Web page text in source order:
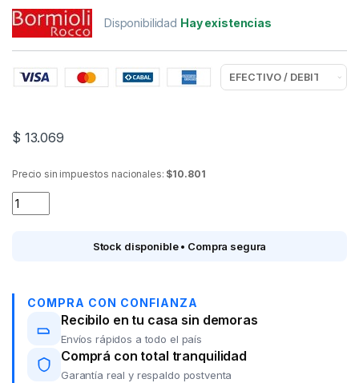
Disponibilidad Hay existencias
$ 13.069
Precio sin impuestos nacionales: $10.801
Fuente EBRO oval 36cm.198852/9039 quantity
Stock disponible • Compra segura
COMPRA CON CONFIANZA
Recibilo en tu casa sin demoras
Envíos rápidos a todo el país
Comprá con total tranquilidad
Garantía real y respaldo postventa